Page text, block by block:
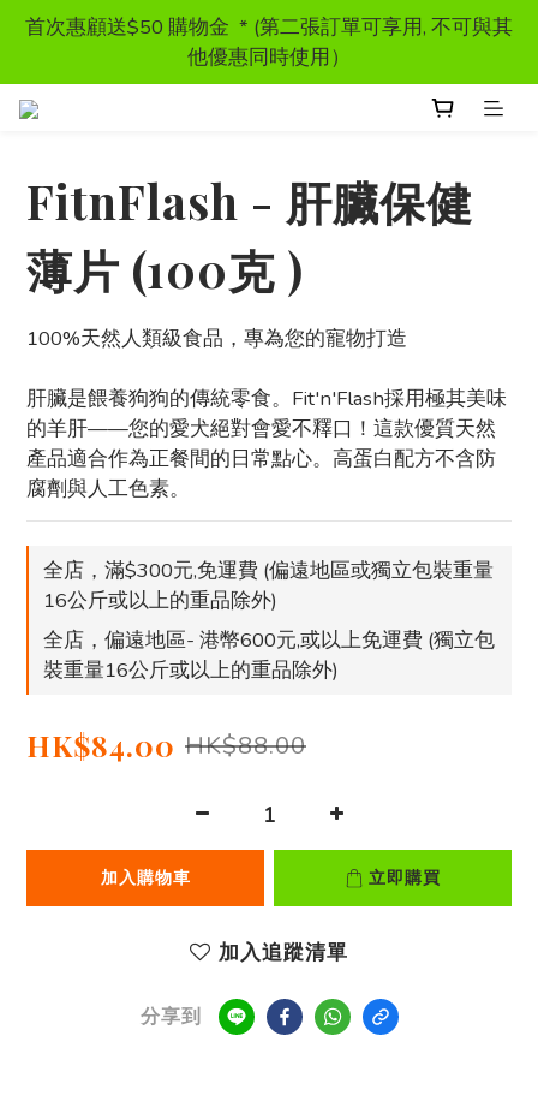
首次惠顧送$50 購物金  * (第二張訂單可享用, 不可與其
他優惠同時使用）
首次惠顧送$50 購物金  * (第二張訂單可享用, 不可與其
他優惠同時使用）
訂單滿HKD300 以上可享香港免運費
首次惠顧送$50 購物金  * (第二張訂單可享用, 不可與其
FitnFlash - 肝臟保健
薄片 (100克 )
100%天然人類級食品，專為您的寵物打造
肝臟是餵養狗狗的傳統零食。Fit'n'Flash採用極其美味
的羊肝——您的愛犬絕對會愛不釋口！這款優質天然
產品適合作為正餐間的日常點心。高蛋白配方不含防
腐劑與人工色素。
全店，滿$300元,免運費 (偏遠地區或獨立包裝重量
16公斤或以上的重品除外)
全店，偏遠地區- 港幣600元,或以上免運費 (獨立包
裝重量16公斤或以上的重品除外)
HK$84.00 HK$88.00
加入購物車 立即購買
加入追蹤清單
分享到